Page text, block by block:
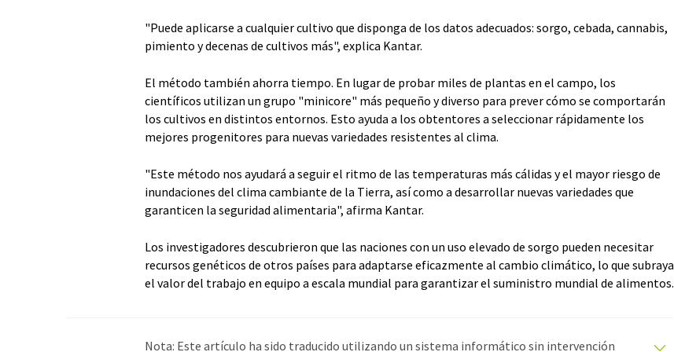
"Puede aplicarse a cualquier cultivo que disponga de los datos adecuados: sorgo, cebada, cannabis,
pimiento y decenas de cultivos más", explica Kantar.
El método también ahorra tiempo. En lugar de probar miles de plantas en el campo, los
científicos utilizan un grupo "minicore" más pequeño y diverso para prever cómo se comportarán
los cultivos en distintos entornos. Esto ayuda a los obtentores a seleccionar rápidamente los
mejores progenitores para nuevas variedades resistentes al clima.
"Este método nos ayudará a seguir el ritmo de las temperaturas más cálidas y el mayor riesgo de
inundaciones del clima cambiante de la Tierra, así como a desarrollar nuevas variedades que
garanticen la seguridad alimentaria", afirma Kantar.
Los investigadores descubrieron que las naciones con un uso elevado de sorgo pueden necesitar
recursos genéticos de otros países para adaptarse eficazmente al cambio climático, lo que subraya
el valor del trabajo en equipo a escala mundial para garantizar el suministro mundial de alimentos.
Nota: Este artículo ha sido traducido utilizando un sistema informático sin intervención